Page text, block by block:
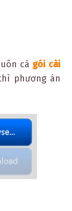
cà gói cài
phương án